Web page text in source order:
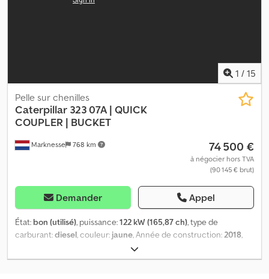
1 / 15
Marknesse 768 km
Pelle sur chenilles
Caterpillar 323 07A | QUICK
COUPLER | BUCKET
74 500 €
à négocier hors TVA
(90 145 € brut)
Demander Appel
État: bon (utilisé), puissance:122 kW (165,87 ch), type de
carburant:diesel, couleur: jaune, Année de construction:2018,
10 980 h
bord, = Options et accessoires supplémentaires = - Bluetooth -